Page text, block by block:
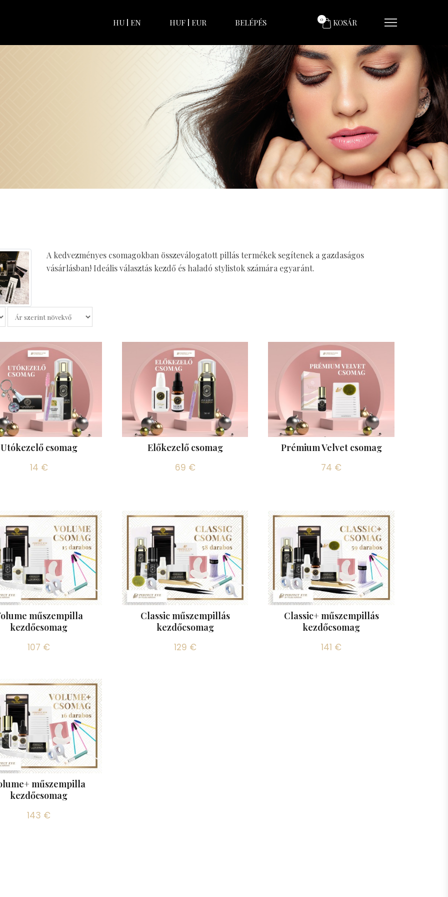
HU EN HUF EUR BELÉPÉS 0 KOSÁR
A kedvezményes csomagokban összeválogatott pillás termékek segítenek a gazdaságos
vásárlásban! Ideális választás kezdő és haladó stylistok számára egyaránt.
Utókezelő csomag
14 €
Előkezelő csomag
69 €
Prémium Velvet csomag
74 €
műszempilla
kezdőcsomag
107 €
Classic műszempillás
kezdőcsomag
129 €
Classic+ műszempillás
kezdőcsomag
141 €
műszempilla
kezdőcsomag
143 €